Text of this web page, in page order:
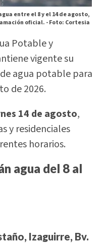
entre el 8 y el 14 de agosto,
oficial. -Foto: Cortesia
Potable y
vigente su
agua potable para
de 2026.
14 de agosto,
y residenciales
horarios.
agua del 8 al
Izaguirre, Bv.